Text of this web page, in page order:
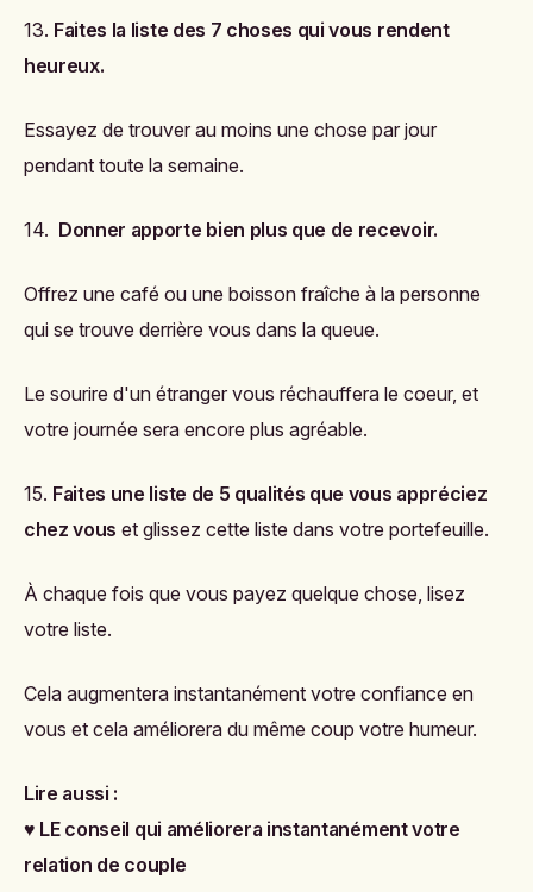
13. Faites la liste des 7 choses qui vous rendent
heureux.
Essayez de trouver au moins une chose par jour
pendant toute la semaine.
14. Donner apporte bien plus que de recevoir.
Offrez une café ou une boisson fraîche à la personne
qui se trouve derrière vous dans la queue.
Le sourire d'un étranger vous réchauffera le coeur, et
votre journée sera encore plus agréable.
15. Faites une liste de 5 qualités que vous appréciez
chez vous et glissez cette liste dans votre portefeuille.
À chaque fois que vous payez quelque chose, lisez
votre liste.
Cela augmentera instantanément votre confiance en
vous et cela améliorera du même coup votre humeur.
Lire aussi :
♥ LE conseil qui améliorera instantanément votre
relation de couple